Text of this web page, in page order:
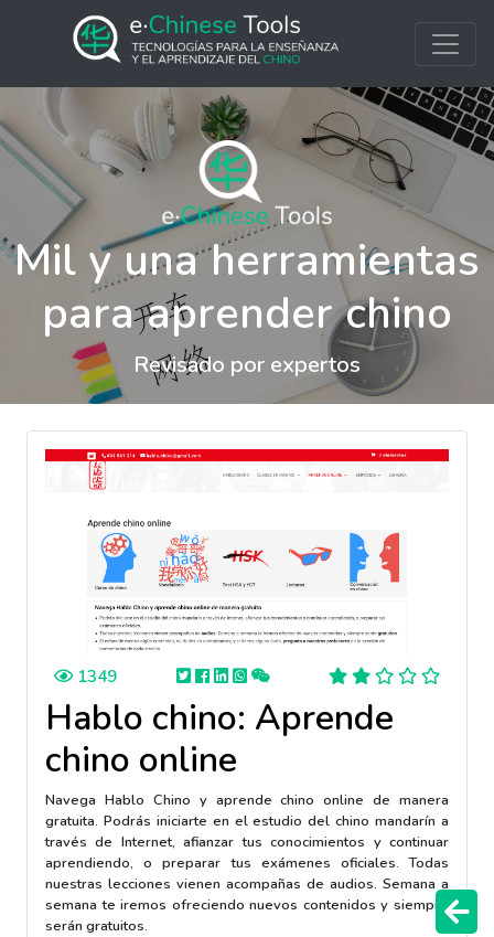
Mil y una herramientas
para aprender chino
Revisado por expertos
1349
Hablo chino: Aprende
chino online
Navega Hablo Chino y aprende chino online de manera
gratuita. Podrás iniciarte en el estudio del chino mandarín a
través de Internet, afianzar tus conocimientos y continuar
aprendiendo, o preparar tus exámenes oficiales. Todas
nuestras lecciones vienen acompañas de audios. Semana a
semana te iremos ofreciendo nuevos contenidos y siempre
serán gratuitos.